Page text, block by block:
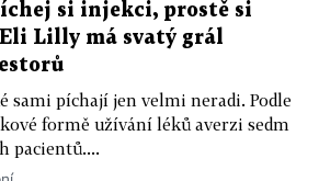
si injekci, prostě si
Lilly má svatý grál
sami píchají jen velmi neradi. Podle
formě užívání léků averzi sedm
pacientů....